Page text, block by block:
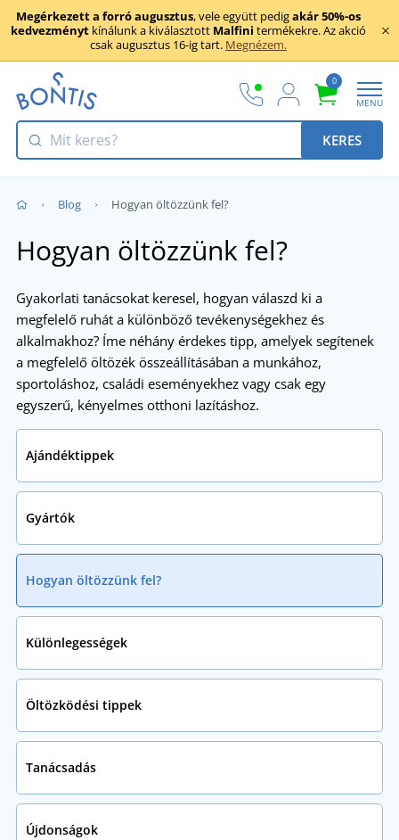
Megérkezett a forró augusztus, vele együtt pedigakár 50%-os
kedvezményt kínálunk a kiválasztott Malfini termékekre. Az akció
csak augusztus 16-ig tart. Megnézem.
0
MENU
KERES
Blog Hogyan öltözzünk fel?
Hogyan öltözzünk fel?
Gyakorlati tanácsokat keresel, hogyan válaszd ki a
megfelelő ruhát a különböző tevékenységekhez és
alkalmakhoz? Íme néhány érdekes tipp, amelyek segítenek
a megfelelő öltözék összeállításában a munkához,
sportoláshoz, családi eseményekhez vagy csak egy
egyszerű, kényelmes otthoni lazításhoz.
Ajándéktippek
Gyártók
Hogyan öltözzünk fel?
Különlegességek
Öltözködési tippek
Tanácsadás
Újdonságok